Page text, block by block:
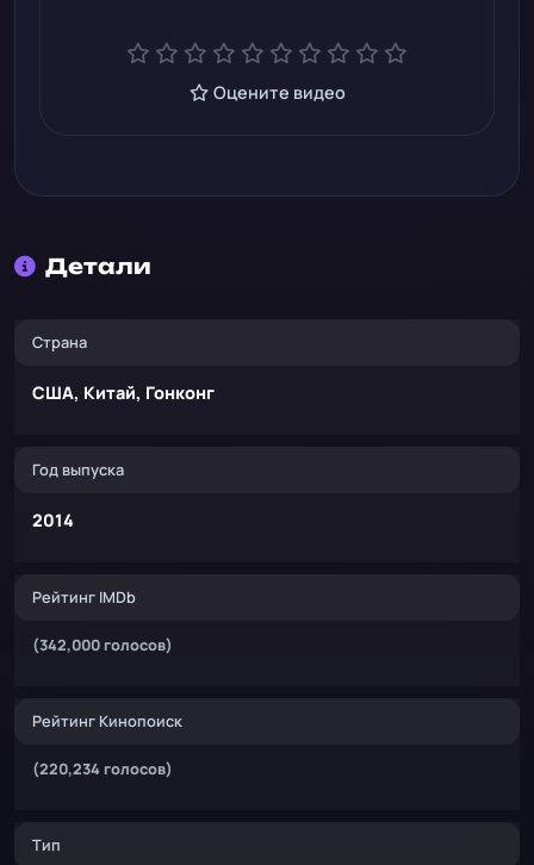
Оцените видео
Детали
Страна
США, Китай, Гонконг
Год выпуска
2014
Рейтинг IMDb
(342,000 голосов)
Рейтинг Кинопоиск
(220,234 голосов)
Тип